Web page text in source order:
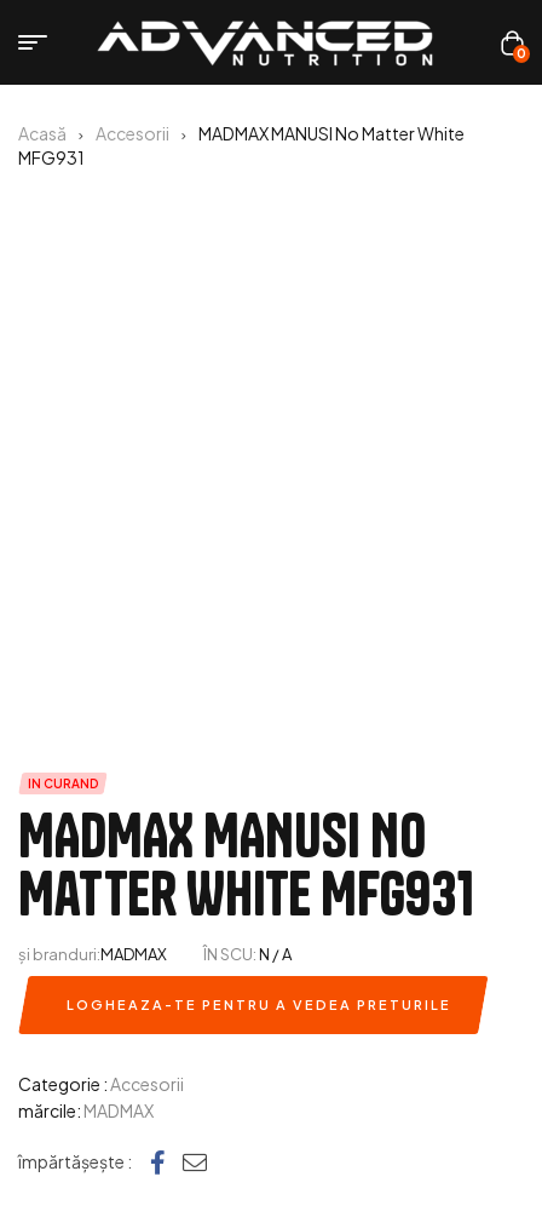
0
Acasă Accesorii
MADMAX MANUSI No Matter White
MFG931
IN CURAND
MADMAX MANUSI No
Matter White MFG931
și branduri:MADMAX ÎN SCU:N / A
LOGHEAZA-TE PENTRU A VEDEA PRETURILE
Categorie :Accesorii
mărcile: MADMAX
împărtășește : Facebook
e-mail